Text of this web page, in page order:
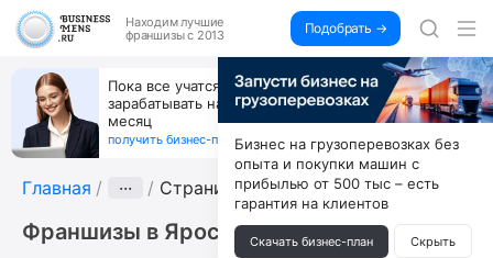
Находим лучшие
франшизы с 2013
Подобрать →
Пока все учатся пользоваться ИИ, вы можете
зарабатывать на их обучении по 500 тыс. каждый
месяц
получить бизнес-план ↓
Главная ··· Страница 11
Франшизы в Ярославле
Бизнес на грузоперевозках без
опыта и покупки машин с
прибылью от 500 тыс – есть
гарантия на клиентов
Скачать бизнес-план Скрыть